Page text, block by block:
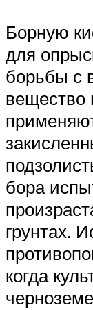
Борную
для
борьбы с
вещество
бора
грунтах.
когда